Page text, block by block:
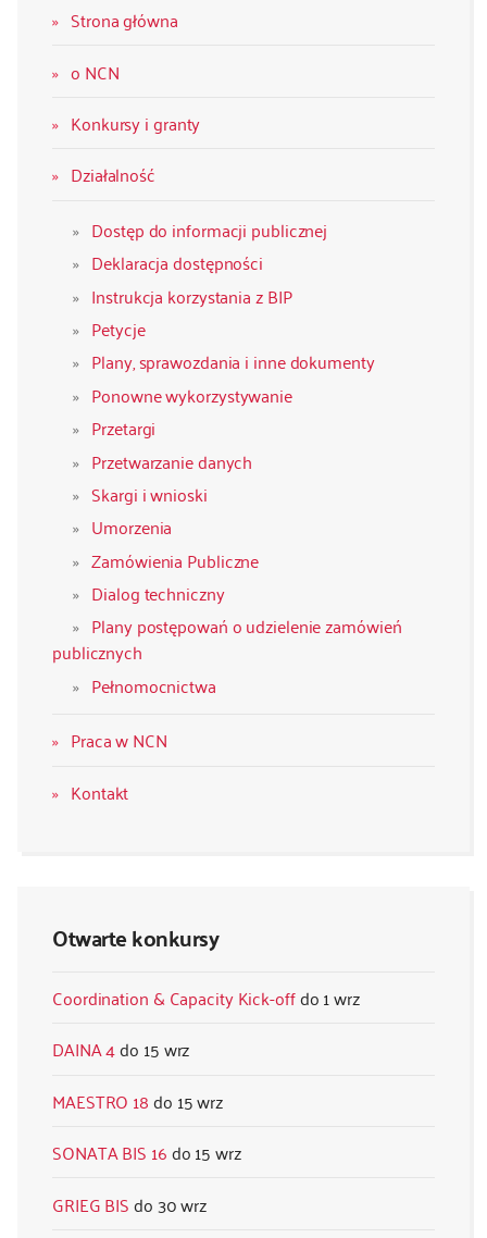
Strona główna
o NCN
Konkursy i granty
Działalność
Dostęp do informacji publicznej
Deklaracja dostępności
Instrukcja korzystania z BIP
Petycje
Plany, sprawozdania i inne dokumenty
Ponowne wykorzystywanie
Przetargi
Przetwarzanie danych
Skargi i wnioski
Umorzenia
Zamówienia Publiczne
Dialog techniczny
Plany postępowań o udzielenie zamówień
publicznych
Pełnomocnictwa
Praca w NCN
Kontakt
Otwarte konkursy
Coordination & Capacity Kick-off
1 wrz
DAINA 4
15 wrz
MAESTRO 18
15 wrz
SONATA BIS 16
15 wrz
GRIEG BIS
30 wrz